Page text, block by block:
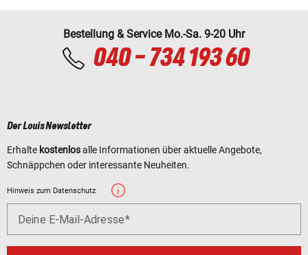
Bestellung & Service Mo.-Sa. 9-20 Uhr
040 - 734 193 60
Der Louis Newsletter
Erhalte kostenlosalle Informationen über aktuelle Angebote,
Schnäppchen oder interessante Neuheiten.
Hinweis zum Datenschutz
Deine E-Mail-Adresse